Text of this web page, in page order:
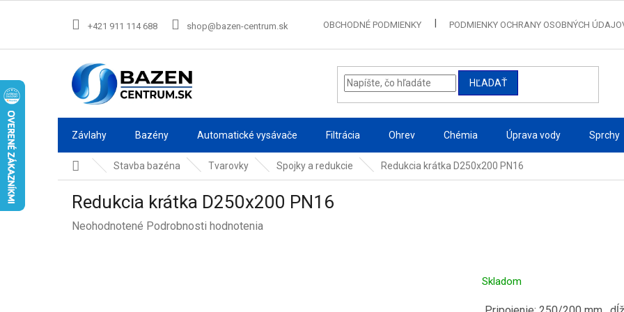
+421 911 114 688 shop@bazen-centrum.sk OBCHODNÉ PODMIENKY PODMIENKY OCHRANY OSOBNÝCH
HĽADAŤ
Závlahy Bazény Automatické vysávače Filtrácia Ohrev Chémia Úprava vody Sprchy
DomovStavba bazéna Tvarovky Spojky a redukcie Redukcia krátka D250x200 PN16
Redukcia krátka D250x200 PN16
Priemerné
Neohodnotené Podrobnosti hodnotenia
Skladom